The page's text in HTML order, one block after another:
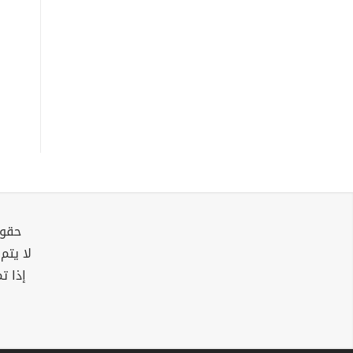
لا
إذا